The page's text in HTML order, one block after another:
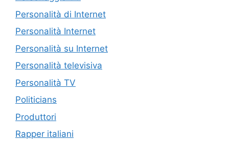
Personalità di Internet
Personalità Internet
Personalità su Internet
Personalità televisiva
Personalità TV
Politicians
Produttori
Rapper italiani